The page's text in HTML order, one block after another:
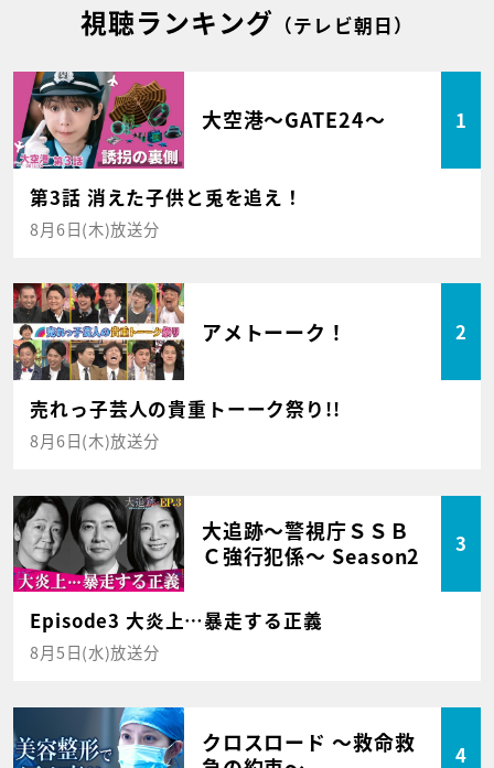
視聴ランキング （テレビ朝日）
大空港～GATE24～ 1
第3話 消えた子供と兎を追え！
8月6日(木)放送分
アメトーーク！ 2
売れっ子芸人の貴重トーーク祭り!!
8月6日(木)放送分
大追跡～警視庁ＳＳＢ
Ｃ強行犯係～ Season2
3
Episode3 大炎上…暴走する正義
8月5日(水)放送分
クロスロード ～救命救
4